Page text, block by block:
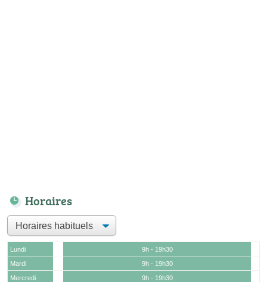
Horaires
Lundi
9h - 19h30
Mardi
9h - 19h30
Mercredi
9h - 19h30